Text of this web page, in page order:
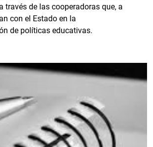
través de las cooperadoras que, a
con el Estado en la
de políticas educativas.